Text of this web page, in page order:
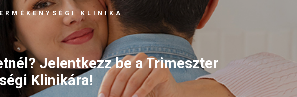
KLINIKA
Jelentkezz be a Trimeszter
Klinikára!